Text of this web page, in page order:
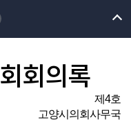
회의록
제4호
고양시의회사무국